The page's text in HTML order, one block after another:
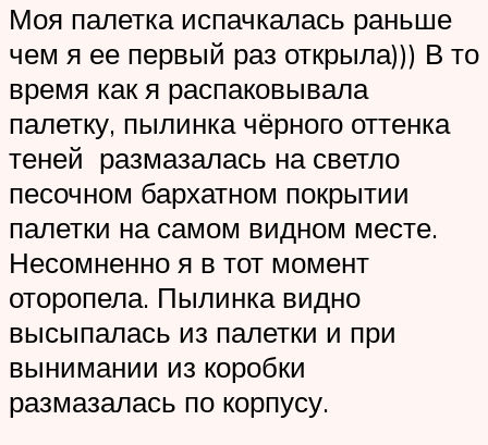
Моя палетка испачкалась раньше
чем я ее первый раз открыла))) В то
время как я распаковывала
палетку, пылинка чёрного оттенка
теней размазалась на светло
песочном бархатном покрытии
палетки на самом видном месте.
Несомненно я в тот момент
оторопела. Пылинка видно
высыпалась из палетки и при
вынимании из коробки
размазалась по корпусу.